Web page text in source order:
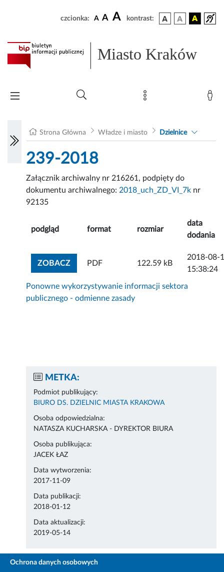
czcionka: A A A kontrast:
Miasto Kraków
Strona Główna Władze i miasto Dzielnice
239-2018
Załącznik archiwalny nr 216261, podpięty do
dokumentu archiwalnego: 2018_uch_ZD_VI_7k nr
92135
podgląd format rozmiar
data
dodania
ZOBACZZOBACZ ZAŁĄCZNIK
PDF 122.59 kB
2018-08-
15:38:24
Ponowne wykorzystywanie informacji sektora
publicznego - odmienne zasady
METKA:
Podmiot publikujący:
BIURO DS. DZIELNIC MIASTA KRAKOWA
Osoba odpowiedzialna:
NATASZA KUCHARSKA - DYREKTOR BIURA
Osoba publikująca:
JACEK ŁAZ
Data wytworzenia:
2017-11-09
Data publikacji:
2018-01-12
Data aktualizacji:
2019-05-14
Ochrona danych osobowych